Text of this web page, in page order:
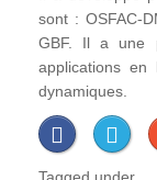
sont : OSFAC-
GBF. Il a une
applications
dynamiques.